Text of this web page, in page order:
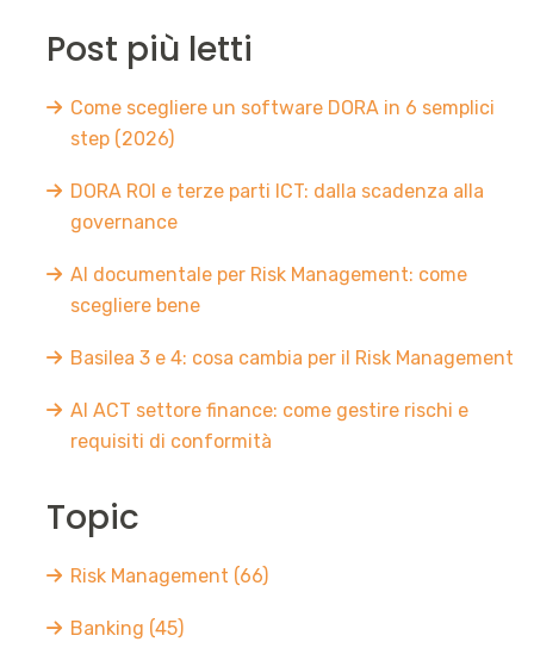
Post più letti
Come scegliere un software DORA in 6 semplici
step (2026)
DORA ROI e terze parti ICT: dalla scadenza alla
governance
AI documentale per Risk Management: come
scegliere bene
Basilea 3 e 4: cosa cambia per il Risk Management
AI ACT settore finance: come gestire rischi e
requisiti di conformità
Topic
Risk Management (66)
Banking (45)